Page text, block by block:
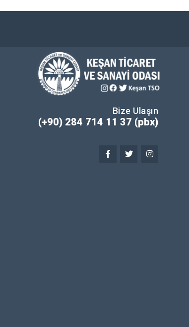
Bize Ulaşın
(+90) 284 714 11 37 (pbx)